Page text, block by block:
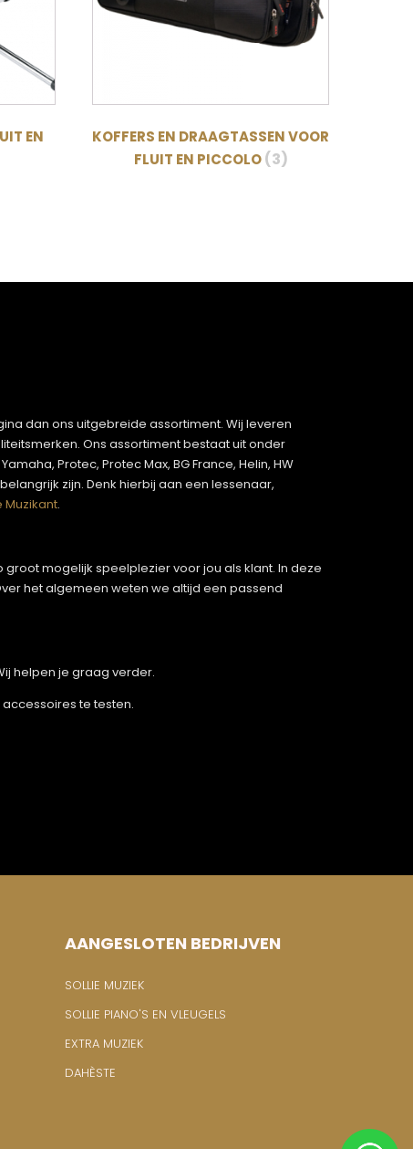
EN
KOFFERS EN DRAAGTASSEN VOOR
FLUIT EN PICCOLO(3)
dan ons uitgebreide assortiment. Wij leveren
Ons assortiment bestaat uit onder
Protec, Protec Max, BG France, Helin, HW
zijn. Denk hierbij aan een lessenaar,
Muzikant.
mogelijk speelplezier voor jou als klant. In deze
het algemeen weten we altijd een passend
helpen je graag verder.
te testen.
AANGESLOTEN BEDRIJVEN
SOLLIE MUZIEK
SOLLIE PIANO'S EN VLEUGELS
EXTRA MUZIEK
DAHÈSTE